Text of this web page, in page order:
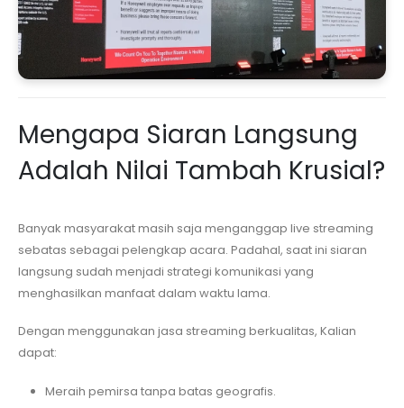
Mengapa Siaran Langsung
Adalah Nilai Tambah Krusial?
Banyak masyarakat masih saja menganggap live streaming
sebatas sebagai pelengkap acara. Padahal, saat ini siaran
langsung sudah menjadi strategi komunikasi yang
menghasilkan manfaat dalam waktu lama.
Dengan menggunakan jasa streaming berkualitas, Kalian
dapat:
Meraih pemirsa tanpa batas geografis.